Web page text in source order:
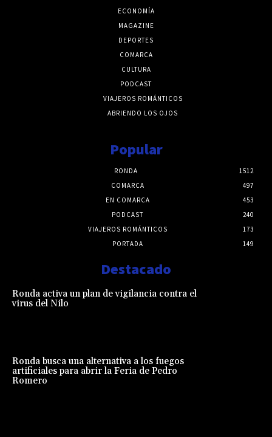
ECONOMÍA
MAGAZINE
DEPORTES
COMARCA
CULTURA
PODCAST
VIAJEROS ROMÁNTICOS
ABRIENDO LOS OJOS
Popular
RONDA
1512
COMARCA
497
EN COMARCA
453
PODCAST
240
VIAJEROS ROMÁNTICOS
173
PORTADA
149
Destacado
Ronda activa un plan de vigilancia contra el
virus del Nilo
Ronda busca una alternativa a los fuegos
artificiales para abrir la Feria de Pedro
Romero